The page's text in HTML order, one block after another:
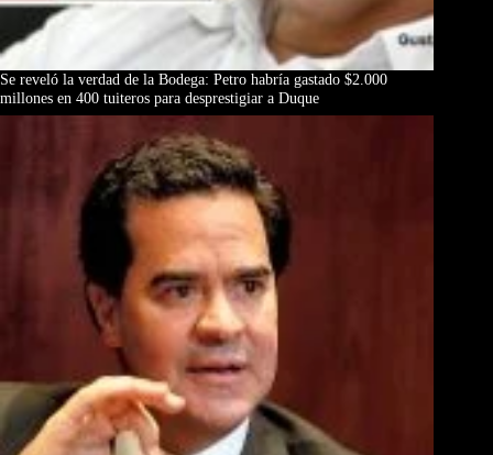
Se reveló la verdad de la Bodega: Petro habría gastado $2.000
millones en 400 tuiteros para desprestigiar a Duque